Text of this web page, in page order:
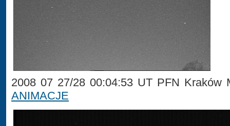
2008 07 27/28 00:04:53 UT PFN Kraków
ANIMACJE